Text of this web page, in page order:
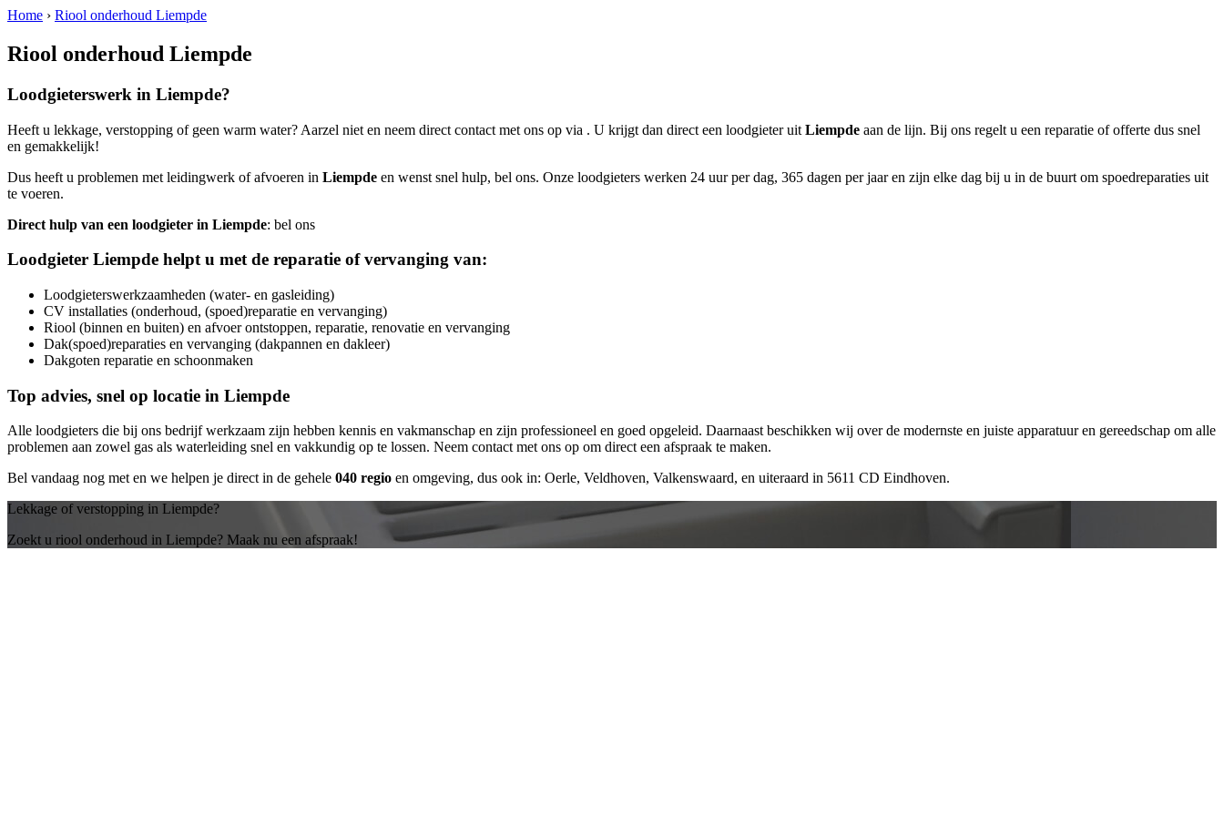
Home › Riool onderhoud Liempde
Riool onderhoud Liempde
Loodgieterswerk in Liempde?
Heeft u lekkage, verstopping of geen warm water? Aarzel niet en neem direct contact met ons op via . U krijgt dan direct een loodgieter uit Liempde aan de lijn. Bij ons regelt u een reparatie of offerte dus snel
en gemakkelijk!
Dus heeft u problemen met leidingwerk of afvoeren in Liempde en wenst snel hulp, bel ons. Onze loodgieters werken 24 uur per dag, 365 dagen per jaar en zijn elke dag bij u in de buurt om spoedreparaties uit
te voeren.
Direct hulp van een loodgieter in Liempde: bel ons
Loodgieter Liempde helpt u met de reparatie of vervanging van:
Loodgieterswerkzaamheden (water- en gasleiding)
CV installaties (onderhoud, (spoed)reparatie en vervanging)
Riool (binnen en buiten) en afvoer ontstoppen, reparatie, renovatie en vervanging
Dak(spoed)reparaties en vervanging (dakpannen en dakleer)
Dakgoten reparatie en schoonmaken
Top advies, snel op locatie in Liempde
Alle loodgieters die bij ons bedrijf werkzaam zijn hebben kennis en vakmanschap en zijn professioneel en goed opgeleid. Daarnaast beschikken wij over de modernste en juiste apparatuur en gereedschap om alle
problemen aan zowel gas als waterleiding snel en vakkundig op te lossen. Neem contact met ons op om direct een afspraak te maken.
Bel vandaag nog meten we helpen je direct in de gehele 040 regio en omgeving, dus ook in: Oerle, Veldhoven, Valkenswaard, en uiteraard in 5611 CD Eindhoven.
Lekkage of verstopping in Liempde?
Zoekt u riool onderhoud in Liempde? Maak nu een afspraak!